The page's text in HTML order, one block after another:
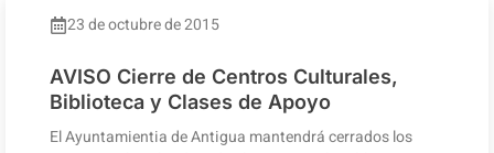
23 de octubre de 2015
AVISO Cierre de Centros Culturales,
Biblioteca y Clases de Apoyo
El Ayuntamientia de Antigua mantendrá cerrados los